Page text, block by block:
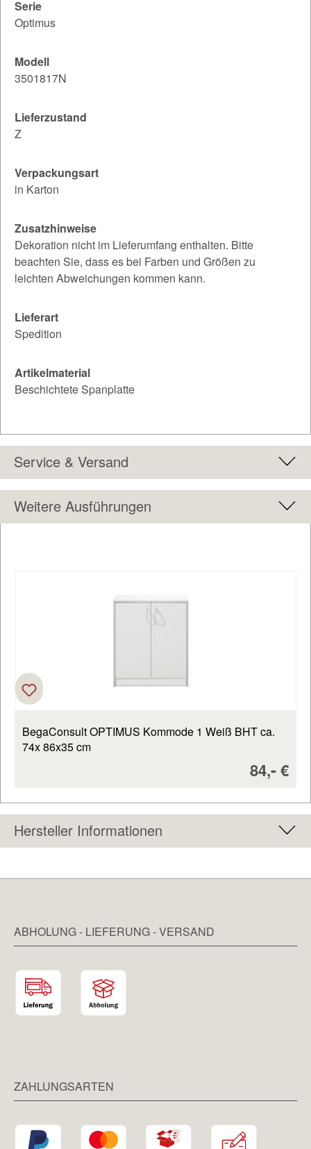
Serie
Optimus
Modell
3501817N
Lieferzustand
Z
Verpackungsart
in Karton
Zusatzhinweise
Dekoration nicht im Lieferumfang enthalten. Bitte
beachten Sie, dass es bei Farben und Größen zu
leichten Abweichungen kommen kann.
Lieferart
Spedition
Artikelmaterial
Beschichtete Spanplatte
Service & Versand
Weitere Ausführungen
BegaConsult OPTIMUS Kommode 1 Weiß BHT ca.
74x 86x35 cm
84,-€
Hersteller Informationen
ABHOLUNG - LIEFERUNG - VERSAND
ZAHLUNGSARTEN